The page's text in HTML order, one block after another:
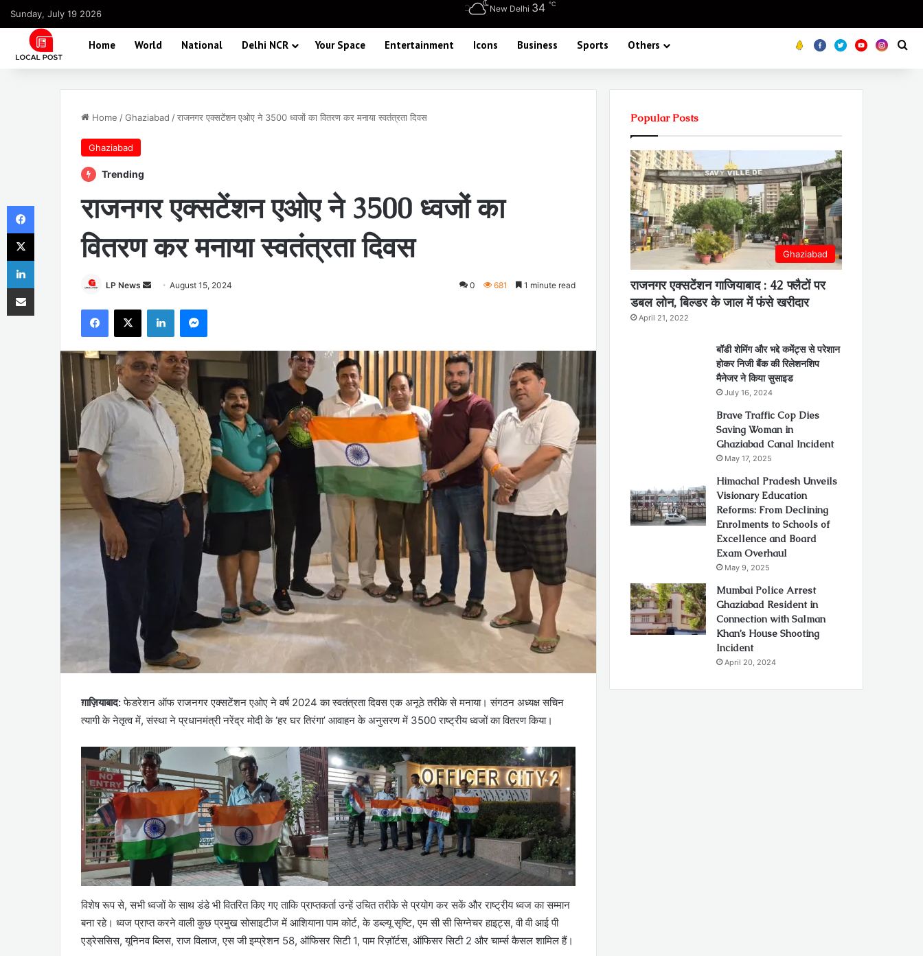
Sunday, July 19 2026 New Delhi 34 ℃
Home World National Delhi NCR Your Space Entertainment Icons Business Sports Others Koo FB TwitterYoutube
Home /Ghaziabad /राजनगर एक्सटेंशन एओए ने 3500 ध्वजों का वितरण कर मनाया स्वतंत्रता दिवस
Ghaziabad
Trending
राजनगर एक्सटेंशन एओए ने 3500 ध्वजों का
वितरण कर मनाया स्वतंत्रता दिवस
LP News
Send
email
August 15, 2024 0 681 1 minute read
Facebook
X LinkedInMessenger
ग़ाज़ियाबाद:फेडरेशन ऑफ राजनगर एक्सटेंशन एओए ने वर्ष 2024 का स्वतंत्रता दिवस एक अनूठे तरीके से मनाया। संगठन अध्यक्ष सचिन
त्यागी के नेतृत्व में, संस्था ने प्रधानमंत्री नरेंद्र मोदी के ‘हर घर तिरंगा’ आवाहन के अनुसरण में 3500 राष्ट्रीय ध्वजों का वितरण किया।
विशेष रूप से, सभी ध्वजों के साथ डंडे भी वितरित किए गए ताकि प्राप्तकर्ता उन्हें उचित तरीके से प्रयोग कर सकें और राष्ट्रीय ध्वज का सम्मान
बना रहे। ध्वज प्राप्त करने वाली कुछ प्रमुख सोसाइटीज में आशियाना पाम कोर्ट, के डब्ल्यू सृष्टि, एम सी सी सिग्नेचर हाइट्स, वी वी आई पी
एड्रेससिस, यूनिनव ब्लिस, राज विलाज, एस जी इम्प्रेशन 58, ऑफिसर सिटी 1, पाम रिज़ॉर्टस, ऑफिसर सिटी 2 और चार्म्स कैसल शामिल हैं।
Popular Posts
Ghaziabad
राजनगर एक्सटेंशन गाजियाबाद : 42 फ्लैटों पर
डबल लोन, बिल्डर के जाल में फंसे खरीदार
April 21, 2022
बॉडी शेमिंग और भद्दे कमेंट्स से परेशान
होकर निजी बैंक की रिलेशनशिप
मैनेजर ने किया सुसाइड
July 16, 2024
Brave Traffic Cop Dies
Saving Woman in
Ghaziabad Canal Incident
May 17, 2025
Himachal Pradesh Unveils
Visionary Education
Reforms: From Declining
Enrolments to Schools of
Excellence and Board
Exam Overhaul
May 9, 2025
Mumbai Police Arrest
Ghaziabad Resident in
Connection with Salman
Khan’s House Shooting
Incident
April 20, 2024
Facebook
X
LinkedIn
Share via Email